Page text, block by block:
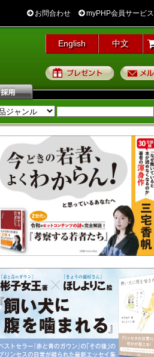
お問合わせ myPHP会員サービス
English 中文
プレゼント